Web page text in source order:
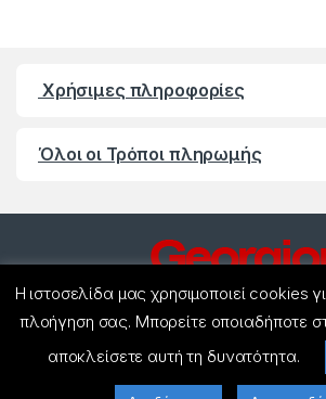
Χρήσιμες πληροφορίες
Όλοι οι Τρόποι πληρωμής
Έχετε ερωτήσεις ? Καλέστε
Η ιστοσελίδα μας χρησιμοποιεί cookies
πλοήγηση σας. Μπορείτε οποιαδήποτε
αποκλείσετε αυτή τη δυνατότητα.